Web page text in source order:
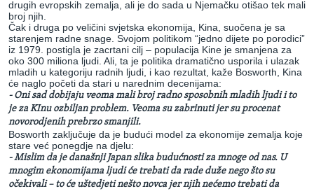
drugih evropskih zemalja, ali je do sada u Njemačku otišao tek mali
broj njih.
Čak i druga po veličini svjetska ekonomija, Kina, suočena je sa
starenjem radne snage. Svojom politikom “jedno dijete po porodici”
iz 1979. postigla je zacrtani cilj – populacija Kine je smanjena za
oko 300 miliona ljudi. Ali, ta je politika dramatično usporila i ulazak
mladih u kategoriju radnih ljudi, i kao rezultat, kaže Bosworth, Kina
će naglo početi da stari u narednim decenijama:
- Oni sad dobijaju veoma mali broj radno sposobnih mladih ljudi i to
je za KInu ozbiljan problem. Veoma su zabrinuti jer su procenat
novorodjenih prebrzo smanjili.
Bosworth zaključuje da je budući model za ekonomije zemalja koje
stare već ponegdje na djelu:
-Mislim da je današnji Japan slika budućnosti za mnoge od nas. U
mnogim ekonomijama ljudi će trebati da rade duženego što su
očekivali – to će uštedjeti nešto novca jer njih nećemo trebati da